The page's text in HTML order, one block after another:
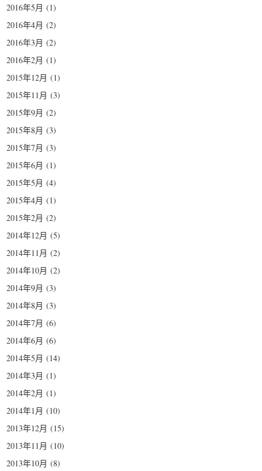
2016年5月 (1)
2016年4月 (2)
2016年3月 (2)
2016年2月 (1)
2015年12月 (1)
2015年11月 (3)
2015年9月 (2)
2015年8月 (3)
2015年7月 (3)
2015年6月 (1)
2015年5月 (4)
2015年4月 (1)
2015年2月 (2)
2014年12月 (5)
2014年11月 (2)
2014年10月 (2)
2014年9月 (3)
2014年8月 (3)
2014年7月 (6)
2014年6月 (6)
2014年5月 (14)
2014年3月 (1)
2014年2月 (1)
2014年1月 (10)
2013年12月 (15)
2013年11月 (10)
2013年10月 (8)